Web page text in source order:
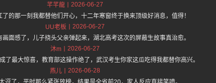
芊芊龍
2026-06-27
的那一刻我都替他们开心，十二年寒窗终于换来顶级好消息，值得！
UU老板
2026-06-27
画面感了，儿子挠头父亲弹起来，湖北高考这次的屏蔽生故事真治愈。
沐m
2026-06-27
了最大惊喜，教育部这操作绝了，武汉考生你家这瓜吃得我都替你高兴。
燕儿
2026-06-28